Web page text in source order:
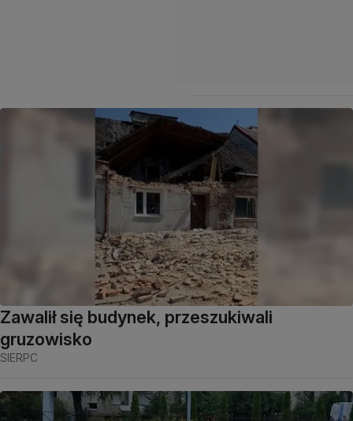
Zawalił się budynek, przeszukiwali
gruzowisko
SIERPC